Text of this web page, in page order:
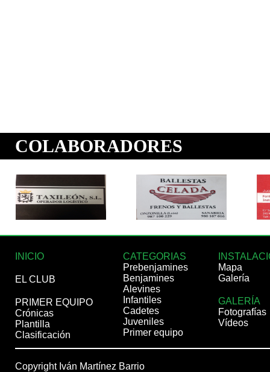
INICIO
EL CLUB
PRIMER EQUIPO
Crónicas
Plantilla
Clasificación
CATEGORIAS
Prebenjamines
Benjamines
Alevines
Infantiles
Cadetes
Juveniles
Primer equipo
Mapa
Galería
GALERÍA
Fotografías
Vídeos
Copyright Iván Martínez Barrio